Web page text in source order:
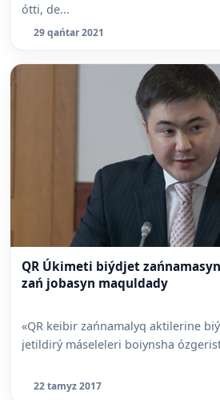
ótti, de...
29 qańtar 2021
QR Úkimeti biýdjet
zań jobasyn maquldady
«QR keibir zańnamalyq aktilerine
jetildirý máseleleri boiynsha
22 tamyz 2017